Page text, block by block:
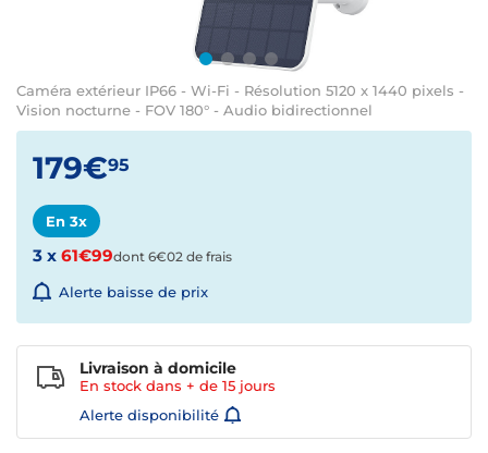
Caméra extérieur IP66 - Wi-Fi - Résolution 5120 x 1440 pixels -
Vision nocturne - FOV 180° - Audio bidirectionnel
179€95
En 3x
3 x 61€99dont 6€02 de frais
Alerte baisse de prix
Livraison à domicile
En stock dans + de 15 jours
Alerte disponibilité